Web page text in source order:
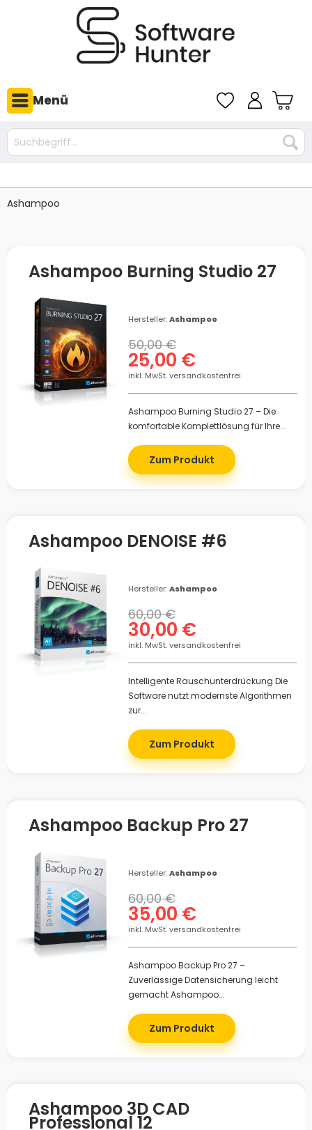
Menü
Ashampoo
Ashampoo Burning Studio 27
Hersteller:Ashampoo
25,00 €
50,00 €
inkl. MwSt. versandkostenfrei
Ashampoo Burning Studio 27 – Die
komfortable Komplettlösung für Ihre...
Zum Produkt
Ashampoo DENOISE #6
Hersteller:Ashampoo
30,00 €
60,00 €
inkl. MwSt. versandkostenfrei
Intelligente Rauschunterdrückung Die
Software nutzt modernste Algorithmen
zur...
Zum Produkt
Ashampoo Backup Pro 27
Hersteller:Ashampoo
35,00 €
60,00 €
inkl. MwSt. versandkostenfrei
Ashampoo Backup Pro 27 –
Zuverlässige Datensicherung leicht
gemacht Ashampoo...
Zum Produkt
Ashampoo 3D CAD
Professional 12